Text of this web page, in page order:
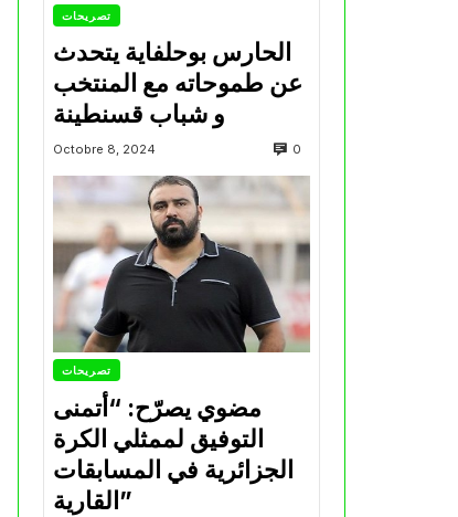
تصريحات
الحارس بوحلفاية يتحدث
عن طموحاته مع المنتخب
و شباب قسنطينة
Octobre 8, 2024 0
تصريحات
مضوي يصرّح: “أتمنى
التوفيق لممثلي الكرة
الجزائرية في المسابقات
القارية”